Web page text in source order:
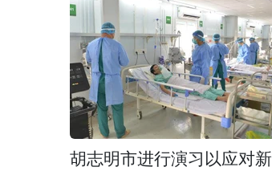
胡志明市进行演习以应对新